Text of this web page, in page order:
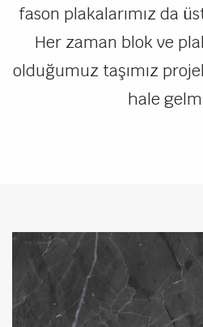
fason plakalarımız da
Her zaman blok ve
olduğumuz taşımız
hale